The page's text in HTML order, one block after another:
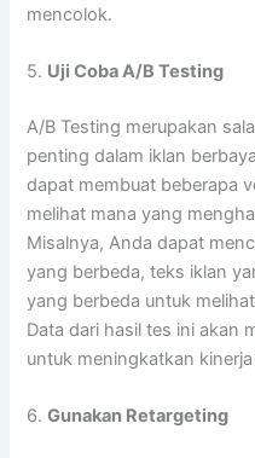
mencolok.
5. Uji Coba A/B Testing
A/B Testing merupakan
penting dalam iklan
dapat membuat beberapa
melihat mana yang
Misalnya, Anda dapat
yang berbeda, teks iklan
yang berbeda untuk
Data dari hasil tes ini akan
untuk meningkatkan
6.Gunakan Retargeting